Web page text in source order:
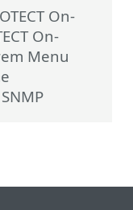
On-
On-
Menu